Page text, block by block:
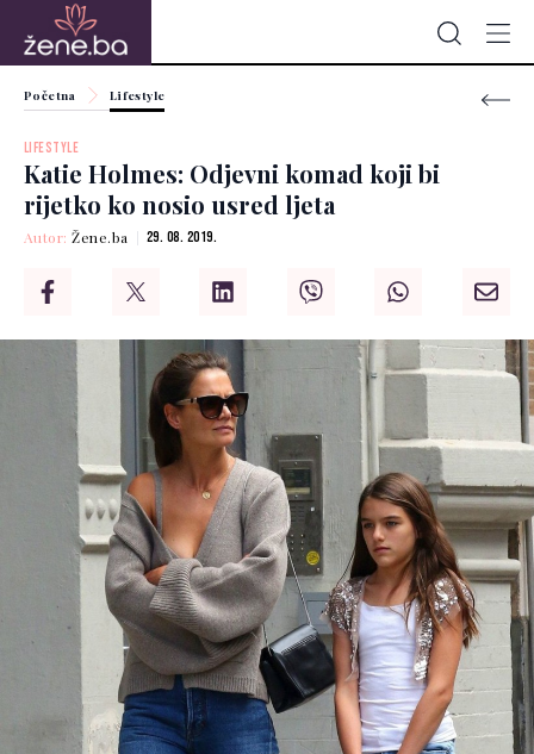
Početna Lifestyle
LIFESTYLE
Katie Holmes: Odjevni komad koji bi
rijetko ko nosio usred ljeta
Autor:Žene.ba 29. 08. 2019.